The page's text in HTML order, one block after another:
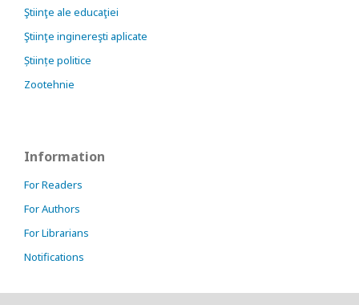
Ştiinţe ale educaţiei
Ştiinţe inginereşti aplicate
Științe politice
Zootehnie
Information
For Readers
For Authors
For Librarians
Notifications